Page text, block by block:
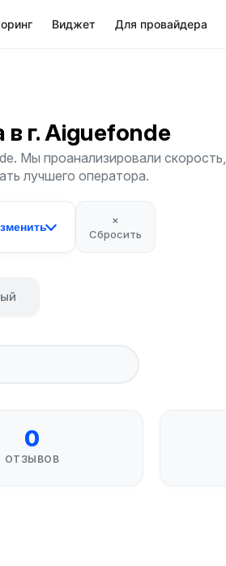
Виджет Для провайдера
в г. Aiguefonde
Мы проанализировали скорость,
лучшего оператора.
×
Сбросить
0
ОТЗЫВОВ